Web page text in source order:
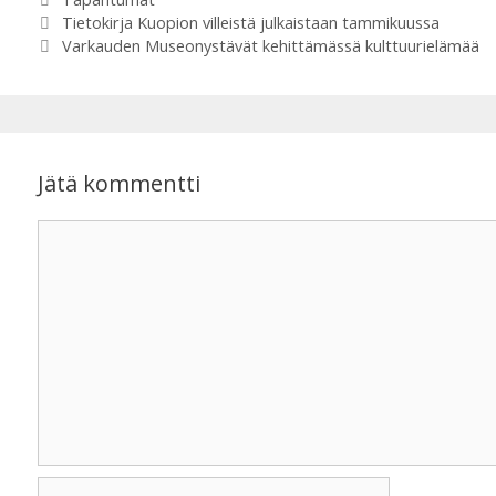
Tietokirja Kuopion villeistä julkaistaan tammikuussa
Varkauden Museonystävät kehittämässä kulttuurielämää
Jätä kommentti